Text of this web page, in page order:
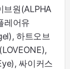
브원(ALPHA
레어유
하트오브
싸이커스